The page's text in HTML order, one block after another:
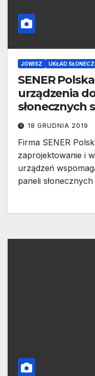
JOWISZ UKŁAD
SENER
urządzenia
słonecznych
18 GRUDNIA 2019
Firma SENER
zaprojektowanie i
urządzeń
paneli